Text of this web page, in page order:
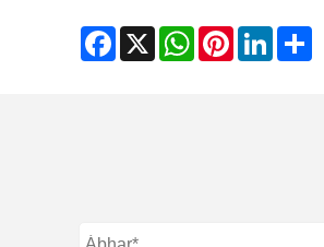
Facebook
X WhatsAppPinterestLinkedIn